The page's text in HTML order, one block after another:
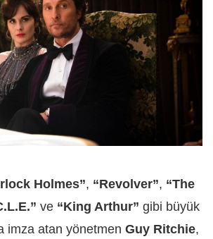
Holmes”, “Revolver”, “The
ve “King Arthur” gibi büyük
imza atan yönetmen Guy Ritchie,